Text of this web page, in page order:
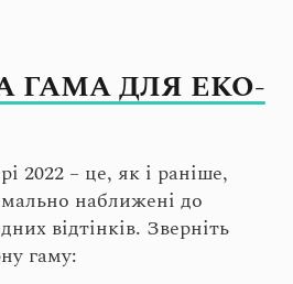
ГАМА ДЛЯ ЕКО-
2022 – це, як і раніше,
наближені до
відтінків. Зверніть
гаму: